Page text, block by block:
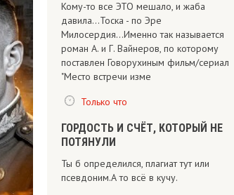
Кому-то все ЭТО мешало, и жаба
давила...Тоска - по Эре
Милосердия...Именно так называется
роман А. и Г. Вайнеров, по которому
поставлен Говорухиным фильм/сериал
"Место встречи изме
Только что
ГОРДОСТЬ И СЧЁТ, КОТОРЫЙ НЕ
ПОТЯНУЛИ
Ты б определился, плагиат тут или
псевдоним.А то всё в кучу.